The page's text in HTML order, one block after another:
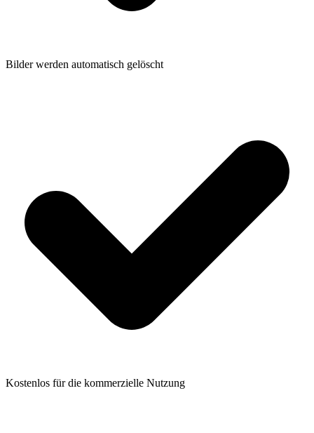
Bilder werden automatisch gelöscht
Kostenlos für die kommerzielle Nutzung